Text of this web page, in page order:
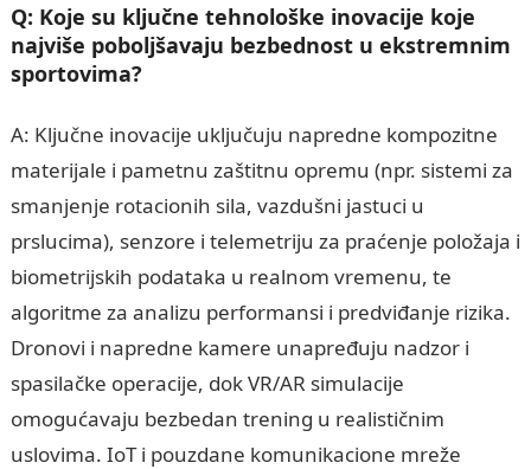
Q: Koje su ključne tehnološke inovacije koje
najviše poboljšavaju bezbednost u ekstremnim
sportovima?
A: Ključne inovacije uključuju napredne kompozitne
materijale i pametnu zaštitnu opremu (npr. sistemi za
smanjenje rotacionih sila, vazdušni jastuci u
prslucima), senzore i telemetriju za praćenje položaja i
biometrijskih podataka u realnom vremenu, te
algoritme za analizu performansi i predviđanje rizika.
Dronovi i napredne kamere unapređuju nadzor i
spasilačke operacije, dok VR/AR simulacije
omogućavaju bezbedan trening u realističnim
uslovima. IoT i pouzdane komunikacione mreže